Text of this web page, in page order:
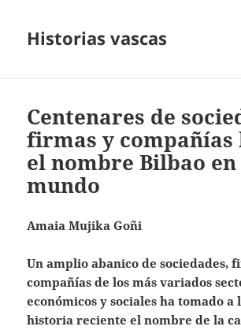
Historias vascas
Centenares de
firmas y compañías
el nombre Bilbao
mundo
Amaia Mujika Goñi
Un amplio abanico de sociedades,
compañías de los más variados
económicos y sociales ha tomado a
historia reciente el nombre de la